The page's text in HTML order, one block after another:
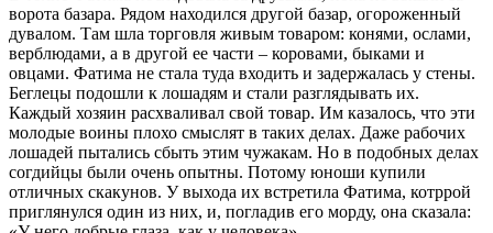
ворота базара. Рядом находился другой базар, огороженный
дувалом. Там шла торговля живым товаром: конями, ослами,
верблюдами, а в другой ее части – коровами, быками и
овцами. Фатима не стала туда входить и задержалась у стены.
Беглецы подошли к лошадям и стали разглядывать их.
Каждый хозяин расхваливал свой товар. Им казалось, что эти
молодые воины плохо смыслят в таких делах. Даже рабочих
лошадей пытались сбыть этим чужакам. Но в подобных делах
согдийцы были очень опытны. Потому юноши купили
отличных скакунов. У выхода их встретила Фатима, котррой
приглянулся один из них, и, погладив его морду, она сказала: